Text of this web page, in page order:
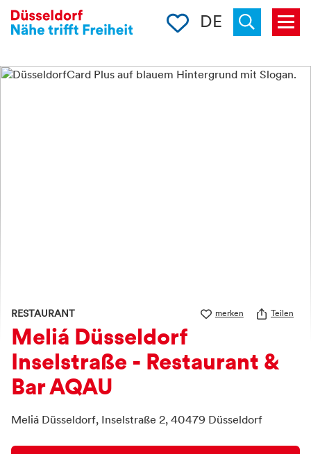
Menü
Merkliste
DE
RESTAURANT merken Teilen
Meliá Düsseldorf
Inselstraße - Restaurant &
Bar AQAU
Meliá Düsseldorf, Inselstraße 2, 40479 Düsseldorf